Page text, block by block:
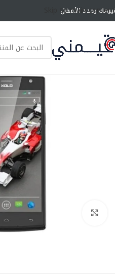
Skip to main content
يحدد الأفضل